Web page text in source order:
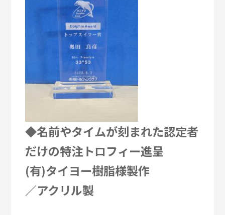
◆名前やタイムが刻まれた認定者
だけの特注トロフィー進呈
(有)タイヨー樹脂様製作
／アクリル製